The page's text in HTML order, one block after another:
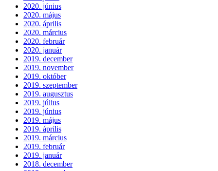
2020. június
2020. május
2020. április
2020. március
2020. február
2020. január
2019. december
2019. november
2019. október
2019. szeptember
2019. augusztus
2019. július
2019. június
2019. május
2019. április
2019. március
2019. február
2019. január
2018. december